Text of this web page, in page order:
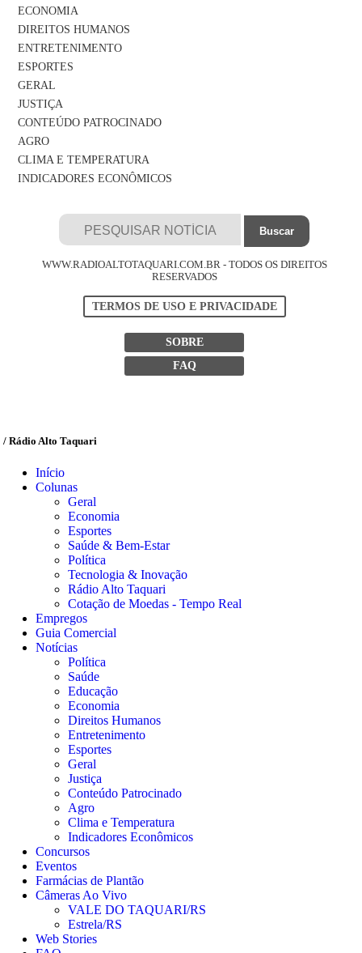
ECONOMIA
DIREITOS HUMANOS
ENTRETENIMENTO
ESPORTES
GERAL
JUSTIÇA
CONTEÚDO PATROCINADO
AGRO
CLIMA E TEMPERATURA
INDICADORES ECONÔMICOS
WWW.RADIOALTOTAQUARI.COM.BR - TODOS OS DIREITOS
RESERVADOS
TERMOS DE USO E PRIVACIDADE
SOBRE
FAQ
/ Rádio Alto Taquari
Início
Colunas
Geral
Economia
Esportes
Saúde & Bem-Estar
Política
Tecnologia & Inovação
Rádio Alto Taquari
Cotação de Moedas - Tempo Real
Empregos
Guia Comercial
Notícias
Política
Saúde
Educação
Economia
Direitos Humanos
Entretenimento
Esportes
Geral
Justiça
Conteúdo Patrocinado
Agro
Clima e Temperatura
Indicadores Econômicos
Concursos
Eventos
Farmácias de Plantão
Câmeras Ao Vivo
VALE DO TAQUARI/RS
Estrela/RS
Web Stories